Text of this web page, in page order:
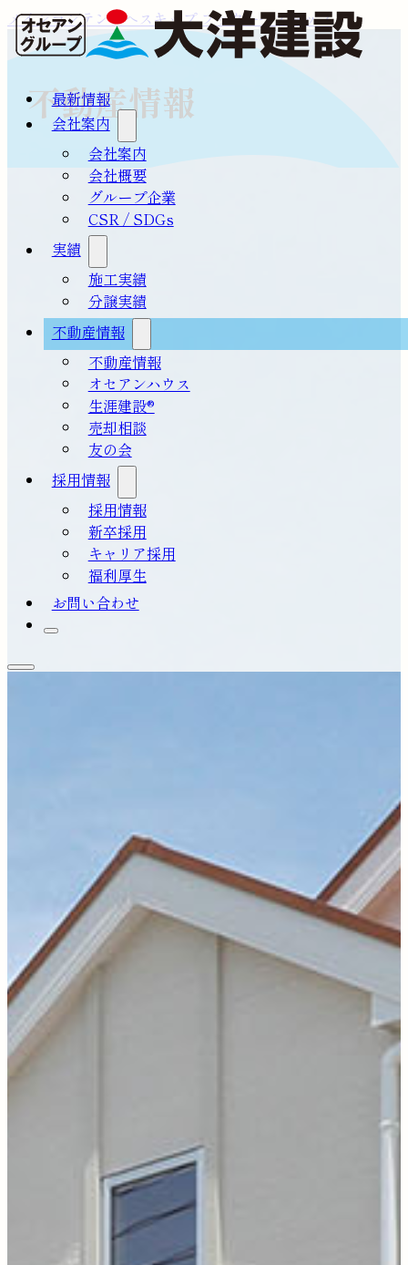
メインコンテンツへスキップフッターへスキップ
最新情報
会社案内
会社案内
会社概要
グループ企業
CSR / SDGs
実績
施工実績
分譲実績
不動産情報
不動産情報
オセアンハウス
生涯建設®
売却相談
友の会
採用情報
採用情報
新卒採用
キャリア採用
福利厚生
お問い合わせ
不動産情報